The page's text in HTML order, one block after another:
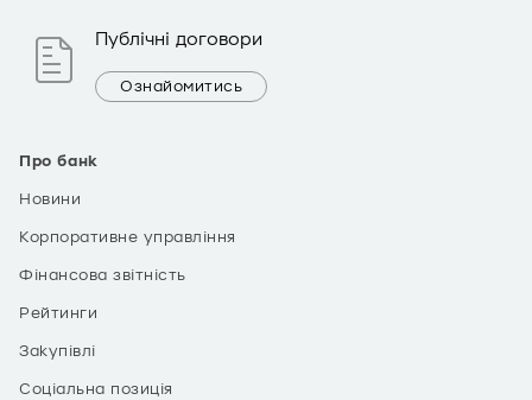
Про банк
Новини
Корпоративне управління
Фінансова звітність
Рейтинги
Закупівлі
Соціальна позиція
Публічні договори
Ознайомитись